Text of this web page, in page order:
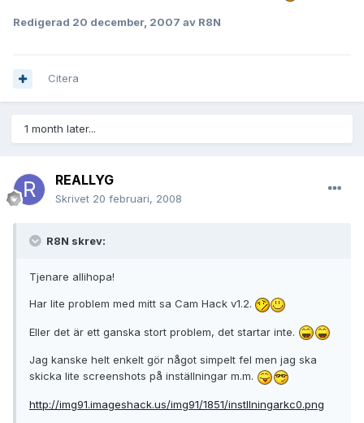
Redigerad 20 december, 2007 av R8N
Citera
1 month later...
REALLYG
Skrivet 20 februari, 2008
R8N skrev:
Tjenare allihopa!
Har lite problem med mitt sa Cam Hack v1.2.
Eller det är ett ganska stort problem, det startar inte.
Jag kanske helt enkelt gör något simpelt fel men jag ska
skicka lite screenshots på inställningar m.m.
http://img91.imageshack.us/img91/1851/instllningarkc0.png